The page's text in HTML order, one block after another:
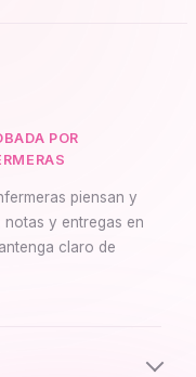
POR
piensan y
notas y entregas en
claro de